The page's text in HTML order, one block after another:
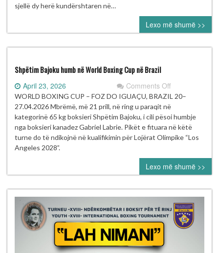
të
Boksit
sjellë dy herë kundërshtaren në…
Lexo më shumë >>
Shpëtim Bajoku humb në World Boxing Cup në Brazil
April 23, 2026 Comments Offon
Shpëtim
Bajoku
humb
në
World
Cup
në
Brazil
WORLD BOXING CUP – FOZ DO IGUAÇU, BRAZIL 20–
27.04.2026 Mbrëmë, më 21 prill, në ring u paraqit në
kategorinë 65 kg boksieri Shpëtim Bajoku, i cili pësoi humbje
nga boksieri kanadez Gabriel Labrie. Pikët e fituara në këtë
turne do të ndikojnë në kualifikimin për Lojërat Olimpike “Los
Angeles 2028”.
Lexo më shumë >>